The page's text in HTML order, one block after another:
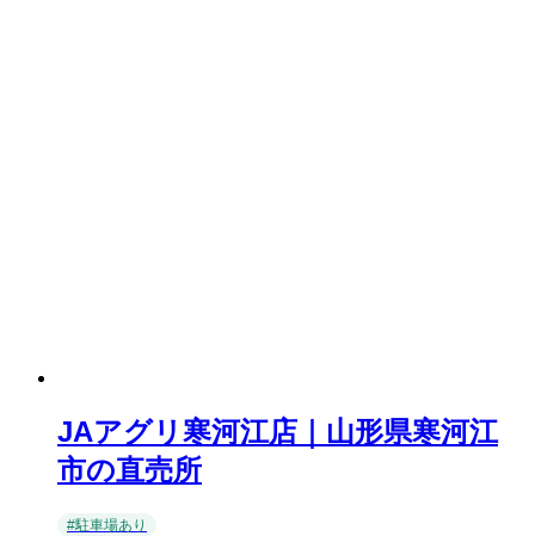
JAアグリ寒河江店｜山形県寒河江
市の直売所
#駐車場あり